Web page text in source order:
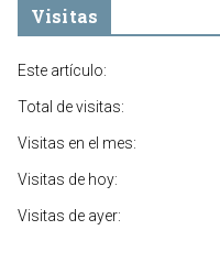
Visitas
Este artículo:
Total de visitas:
Visitas en el mes:
Visitas de hoy:
Visitas de ayer: